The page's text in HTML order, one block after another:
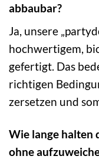
abbaubar?
Ja, unsere
hochwertigem,
gefertigt. Das
richtigen
zersetzen und
Wie lange halten
ohne